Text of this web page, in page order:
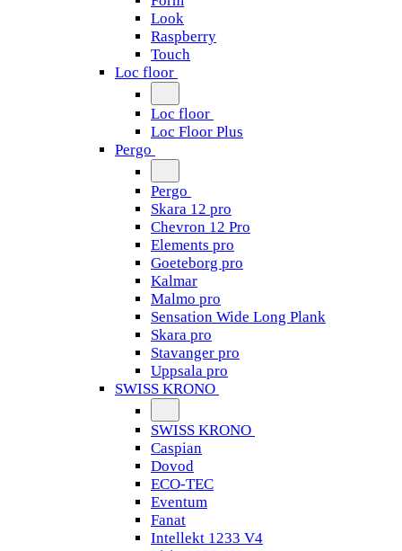
Look
Raspberry
Touch
Loc floor
Loc floor
Loc Floor Plus
Pergo
Pergo
Skara 12 pro
Chevron 12 Pro
Elements pro
Goeteborg pro
Kalmar
Malmo pro
Sensation Wide Long Plank
Skara pro
Stavanger pro
Uppsala pro
SWISS KRONO
SWISS KRONO
Caspian
Dovod
ECO-TEC
Eventum
Fanat
Intellekt 1233 V4